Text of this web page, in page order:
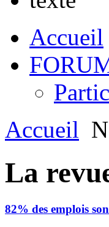
Accueil
Accueil
La
82% des emplois